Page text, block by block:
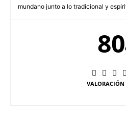
mundano junto a lo tradicional y
80